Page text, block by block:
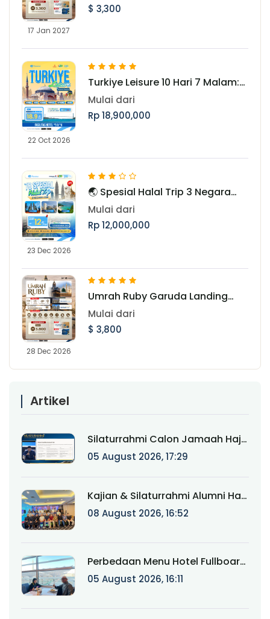
17 Jan 2027
$ 3,300
22 Oct 2026
Turkiye Leisure 10 Hari 7 Malam:
Jelajahi Pesona Turki Periode 22
Oktober 2026
Mulai dari
Rp 18,900,000
23 Dec 2026
🌏 Spesial Halal Trip 3 Negara
Asia Periode Libur Akhir Tahun
Mulai dari
Rp 12,000,000
28 Dec 2026
Umrah Ruby Garuda Landing
Jeddah 28 Desember 2026
Mulai dari
$ 3,800
Artikel
Silaturrahmi Calon Jamaah Haji
Munatour 1448 H/2026:
Komitmen Mendampingi
Jamaah Sejak Pendaftaran
hingga Pasca Haji
05 August 2026, 17:29
Kajian & Silaturrahmi Alumni Haji
Munatour 2024–2025:
"Kemabruran Bukan Akhir
08 August 2026, 16:52
Perbedaan Menu Hotel Fullboard
Internasional dan Fullboard
Fareast untuk Haji & Umroh
05 August 2026, 16:11